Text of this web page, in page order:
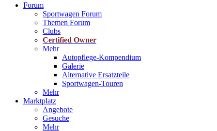
Forum
Sportwagen Forum
Themen Forum
Clubs
Certified Owner
Mehr
Autopflege-Kompendium
Galerie
Alternative Ersatzteile
Sportwagen-Touren
Mehr
Marktplatz
Angebote
Gesuche
Mehr